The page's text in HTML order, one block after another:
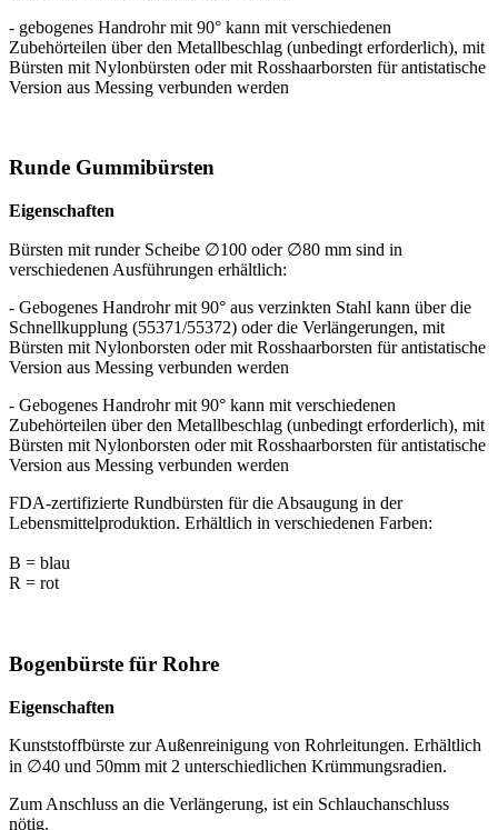
- gebogenes Handrohr mit 90° kann mit verschiedenen
Zubehörteilen über den Metallbeschlag (unbedingt erforderlich), mit
Bürsten mit Nylonbürsten oder mit Rosshaarborsten für antistatische
Version aus Messing verbunden werden
Runde Gummibürsten
Eigenschaften
Bürsten mit runder Scheibe ∅100 oder ∅80 mm sind in
verschiedenen Ausführungen erhältlich:
- Gebogenes Handrohr mit 90° aus verzinkten Stahl kann über die
Schnellkupplung (55371/55372) oder die Verlängerungen, mit
Bürsten mit Nylonborsten oder mit Rosshaarborsten für antistatische
Version aus Messing verbunden werden
- Gebogenes Handrohr mit 90° kann mit verschiedenen
Zubehörteilen über den Metallbeschlag (unbedingt erforderlich), mit
Bürsten mit Nylonborsten oder mit Rosshaarborsten für antistatische
Version aus Messing verbunden werden
FDA-zertifizierte Rundbürsten für die Absaugung in der
Lebensmittelproduktion. Erhältlich in verschiedenen Farben:
B = blau
R = rot
Bogenbürste für Rohre
Eigenschaften
Kunststoffbürste zur Außenreinigung von Rohrleitungen. Erhältlich
in ∅40 und 50mm mit 2 unterschiedlichen Krümmungsradien.
Zum Anschluss an die Verlängerung, ist ein Schlauchanschluss
nötig.